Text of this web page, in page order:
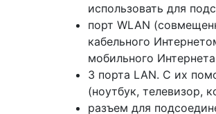
использовать для
порт WLAN
кабельного
мобильного
3 порта LAN. С их
(ноутбук, телевизор,
разъем для